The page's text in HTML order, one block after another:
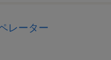
レーター